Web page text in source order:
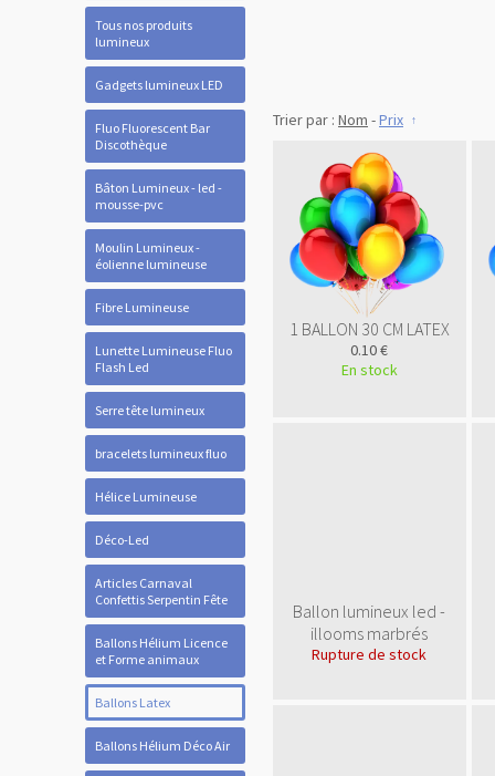
Tous nos produits
lumineux
Gadgets lumineux LED
Fluo Fluorescent Bar
Discothèque
Bâton Lumineux - led -
mousse-pvc
Moulin Lumineux -
éolienne lumineuse
Fibre Lumineuse
Lunette Lumineuse Fluo
Flash Led
Serre tête lumineux
bracelets lumineux fluo
Hélice Lumineuse
Déco-Led
Articles Carnaval
Confettis Serpentin Fête
Ballons Hélium Licence
et Forme animaux
Ballons Latex
Ballons Hélium Déco Air
Trier par : Nom -Prix
1 BALLON 30 CM LATEX
0.10 €
En stock
Ballon lumineux led -
illooms marbrés
Rupture de stock